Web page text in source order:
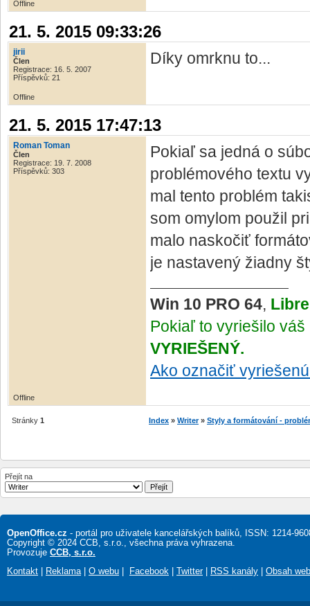
Offline
21. 5. 2015 09:33:26
jirii
Člen
Registrace: 16. 5. 2007
Příspěvků: 21
Díky omrknu to...
Offline
21. 5. 2015 17:47:13
Roman Toman
Člen
Registrace: 19. 7. 2008
Příspěvků: 303
Pokiaľ sa jedná o
problémového textu
mal tento problém
som omylom použil
malo naskočiť
je nastavený žiadny
Win 10 PRO 64, Libre
Pokiaľ to vyriešilo
VYRIEŠENÝ.
Ako označiť
Offline
Stránky 1 Index » Writer » Styly a formátování -
Přejít na
OpenOffice.cz - portál pro uživatele kancelářských balíků, ISSN: 1214-
Copyright © 2024 CCB, s.r.o., všechna práva vyhrazena.
Provozuje CCB, s.r.o.
Kontakt
Reklama| O webu Facebook Twitter| RSS kanály Obsah